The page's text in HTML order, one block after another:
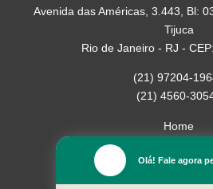
Avenida das Américas, 3.443, Bl:
Tijuca
Rio de Janeiro - RJ -
(21) 97204-
(21) 4560-
Home
Missão
Serviços
Olá! Fale agora